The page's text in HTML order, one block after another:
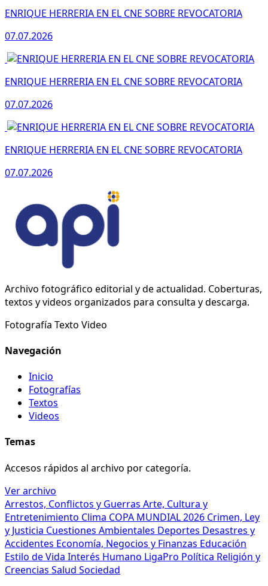
ENRIQUE HERRERIA EN EL CNE SOBRE REVOCATORIA
07.07.2026
ENRIQUE HERRERIA EN EL CNE SOBRE REVOCATORIA
07.07.2026
ENRIQUE HERRERIA EN EL CNE SOBRE REVOCATORIA
07.07.2026
Archivo fotográfico editorial y de actualidad. Coberturas,
textos y videos organizados para consulta y descarga.
Fotografía Texto Video
Navegación
Inicio
Fotografías
Textos
Videos
Temas
Accesos rápidos al archivo por categoría.
Ver archivo
Arrestos, Conflictos y Guerras Arte, Cultura y
Entretenimiento Clima COPA MUNDIAL 2026 Crimen, Ley
y Justicia Cuestiones Ambientales Deportes Desastres y
Accidentes Economía, Negocios y Finanzas Educación
Estilo de Vida Interés Humano LigaPro Política Religión y
Creencias Salud Sociedad